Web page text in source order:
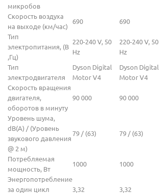
микробов
Скорость воздуха
на выходе (км/час)
690 690
Тип
электропитания, (В
,Гц)
220-240 V, 50
Hz
220-240 V, 50
Hz
Тип
электродвигателя
Dyson Digital
Motor V4
Dyson Digital
Motor V4
Скорость вращения
двигателя,
оборотов в минуту
90 000 90 000
Уровень шума,
dB(A) / (Уровень
звукового давления
@ 2 м)
79 / (63) 79 / (63)
Потребляемая
мощность, Вт
1000 1000
Энергопотребление
за один цикл
3,32 3,32